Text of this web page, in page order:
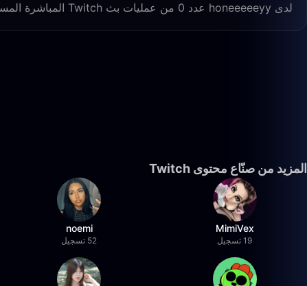
لدى honeeeeeyy عدد 0 من عمليات بث Twitch المباشرة المسجّلة على Live Stream Recorder، بإجمالي 0 مشاهدة.
المزيد من صنّاع محتوى Twitch
MimiVex
19 تسجيل
noemi
52 تسجيل